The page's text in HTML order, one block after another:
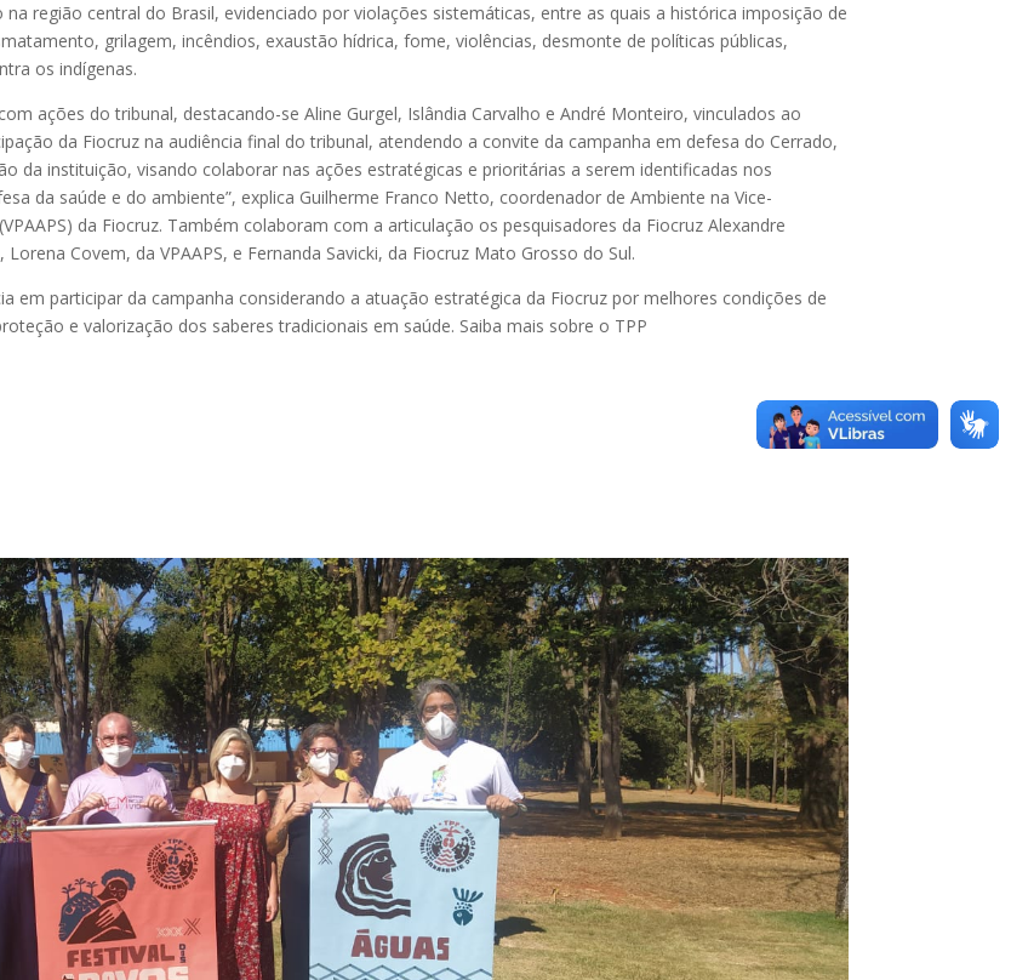
região central do Brasil, evidenciado por violações sistemáticas, entre as quais a histórica imposição de
grilagem, incêndios, exaustão hídrica, fome, violências, desmonte de políticas públicas,
os indígenas.
ações do tribunal, destacando-se Aline Gurgel, Islândia Carvalho e André Monteiro, vinculados ao
da Fiocruz na audiência final do tribunal, atendendo a convite da campanha em defesa do Cerrado,
da instituição, visando colaborar nas ações estratégicas e prioritárias a serem identificadas nos
da saúde e do ambiente”, explica Guilherme Franco Netto, coordenador de Ambiente na Vice-
da Fiocruz. Também colaboram com a articulação os pesquisadores da Fiocruz Alexandre
Covem, da VPAAPS, e Fernanda Savicki, da Fiocruz Mato Grosso do Sul.
em participar da campanha considerando a atuação estratégica da Fiocruz por melhores condições de
e valorização dos saberes tradicionais em saúde. Saiba mais sobre o TPP